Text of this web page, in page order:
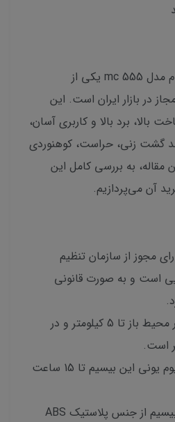
بیسیم واکی تاکی موتوکام مدل mc 555 یکی از
در بازار ایران است. این
بالا، برد بالا و کاربری آسان،
گشت زنی، حراست، کوهنوردی
به بررسی کامل این
آن می‌پردازیم.
مجوز از سازمان تنظیم
است و به صورت قانونی
برد بالا: برد این بیسیم در محیط باز تا 5 کیلومتر و در
باتری قدرتمند: باتری لیتیوم یونی این بیسیم تا 15 ساعت
طراحی مقاوم: بدنه این بیسیم از جنس پلاستیک ABS